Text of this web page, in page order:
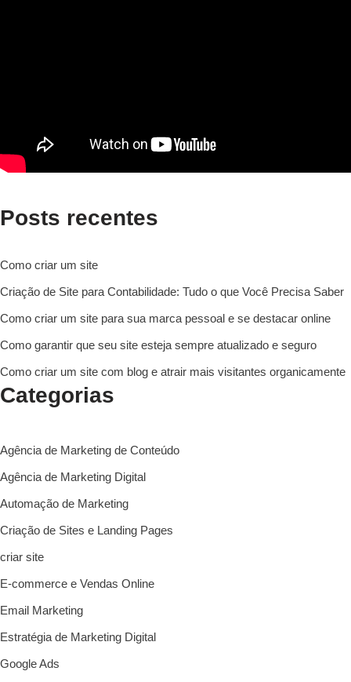
Posts recentes
Como criar um site
Criação de Site para Contabilidade: Tudo o que Você Precisa Saber
Como criar um site para sua marca pessoal e se destacar online
Como garantir que seu site esteja sempre atualizado e seguro
Como criar um site com blog e atrair mais visitantes organicamente
Categorias
Agência de Marketing de Conteúdo
Agência de Marketing Digital
Automação de Marketing
Criação de Sites e Landing Pages
criar site
E-commerce e Vendas Online
Email Marketing
Estratégia de Marketing Digital
Google Ads